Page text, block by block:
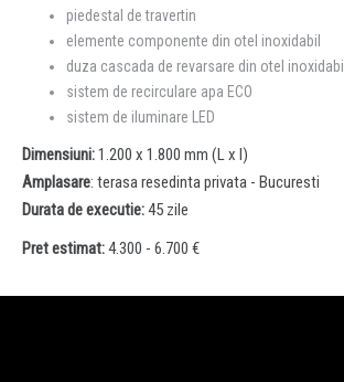
piedestal de travertin
elemente componente din otel inoxidabil
duza cascada de revarsare din otel inoxidabil
sistem de recirculare apa ECO
sistem de iluminare LED
Dimensiuni:1.200 x 1.800 mm (L x l)
Amplasare: terasa resedinta privata - Bucuresti
Durata de executie:45 zile
Pret estimat:4.300 - 6.700 €